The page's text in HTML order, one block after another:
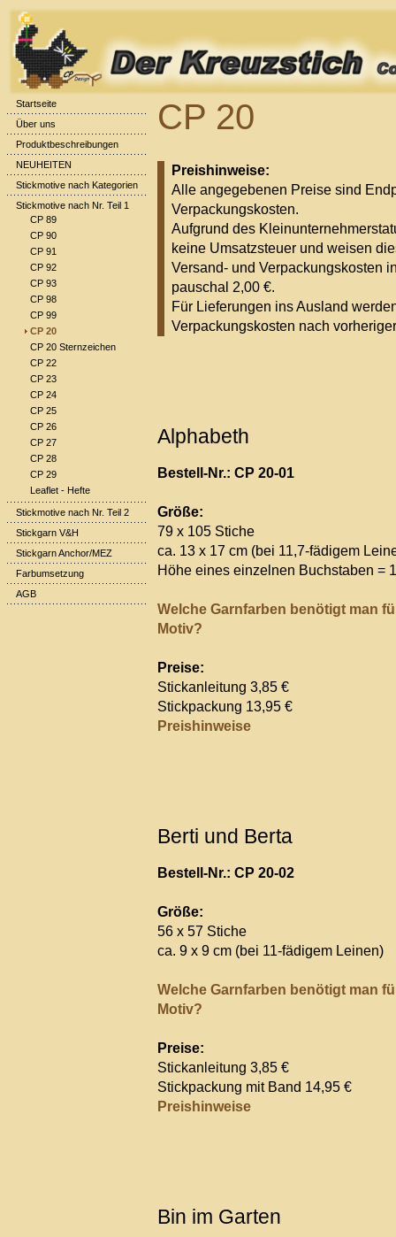
Startseite
Über uns
Produktbeschreibungen
NEUHEITEN
Stickmotive nach Kategorien
Stickmotive nach Nr. Teil 1
CP 89
CP 90
CP 91
CP 92
CP 93
CP 98
CP 99
CP 20
CP 20 Sternzeichen
CP 22
CP 23
CP 24
CP 25
CP 26
CP 27
CP 28
CP 29
Leaflet - Hefte
Stickmotive nach Nr. Teil 2
Stickgarn V&H
Stickgarn Anchor/MEZ
Farbumsetzung
AGB
CP 20
Preishinweise:
Alle angegebenen Preise sind
Verpackungskosten.
Aufgrund des
keine Umsatzsteuer und weisen
Versand- und Verpackungskosten
pauschal 2,00 €.
Für Lieferungen ins Ausland
Verpackungskosten nach
Alphabeth
Bestell-Nr.: CP 20-01
Größe:
79 x 105 Stiche
ca. 13 x 17 cm (bei 11,7-fädigem
Höhe eines einzelnen Buchstaben =
Welche Garnfarben benötigt man
Motiv?
Preise:
Stickanleitung 3,85 €
Stickpackung 13,95 €
Preishinweise
Berti und Berta
Bestell-Nr.: CP 20-02
Größe:
56 x 57 Stiche
ca. 9 x 9 cm (bei 11-fädigem Leinen)
Welche Garnfarben benötigt man
Motiv?
Preise:
Stickanleitung 3,85 €
Stickpackung mit Band 14,95 €
Preishinweise
Bin im Garten